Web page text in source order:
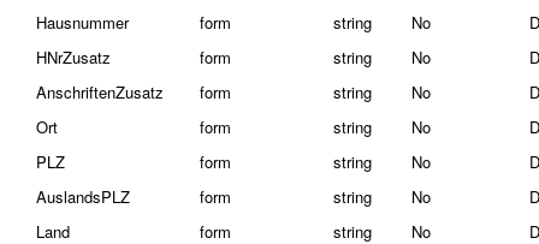
Hausnummer
form string No
HNrZusatz
form string No
AnschriftenZusatz
form string No
Ort
form string No
PLZ
form string No
AuslandsPLZ
form string No
Land
form string No